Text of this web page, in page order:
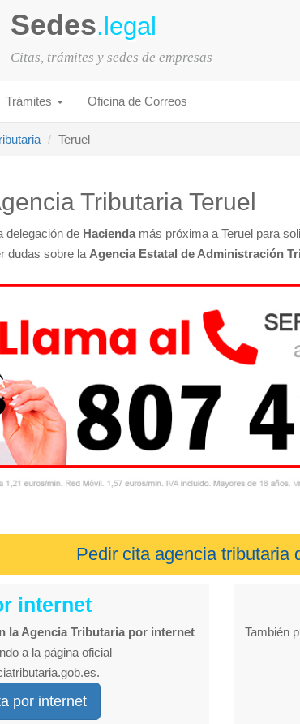
Sedes.legal
Citas, trámites y sedes de empresas
Trámites Oficina de Correos
Teruel
Tributaria Teruel
delegación de Hacienda más próxima a Teruel para
dudas sobre la Agencia Estatal de Administración
Pedir cita agencia tributaria
internet
la Agencia Tributaria por internet
a la página oficial
por internet
También